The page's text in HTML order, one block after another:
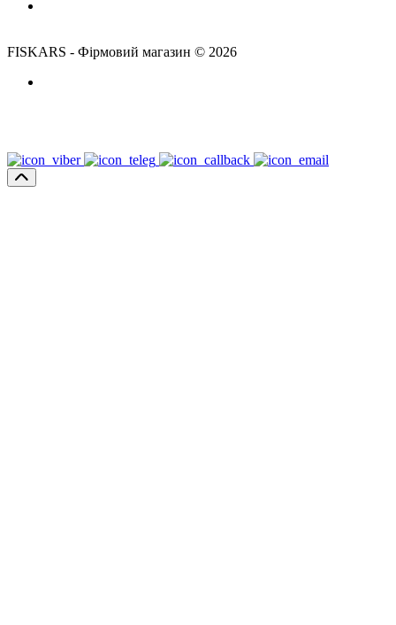
FISKARS - Фірмовий магазин © 2026